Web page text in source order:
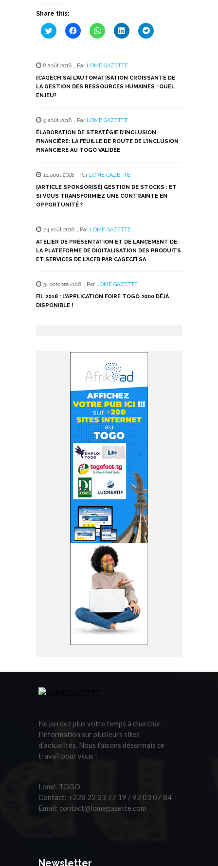
Share this:
Cliquez
pour
une
nouvelle
fenêtre)
Cliquez
pour
une
nouvelle
fenêtre)
Cliquez
pour
une
nouvelle
fenêtre)
Cliquez
pour
une
nouvelle
fenêtre)
Cliquez
pour
nouvelle
fenêtre)
8 août 2018 , Par LOME GAZETTE
[CAGECFI SA] L’AUTOMATISATION CROISSANTE DE
LA GESTION DES RESSOURCES HUMAINES : QUEL
ENJEU?
9 août 2018 , Par LOME GAZETTE
ÉLABORATION DE STRATÉGIE D’INCLUSION
FINANCIÈRE: LA FEUILLE DE ROUTE DE L’INCLUSION
FINANCIÈRE AU TOGO VALIDÉE
14 août 2018 , Par LOME GAZETTE
[ARTICLE SPONSORISÉ] GESTION DE STOCKS : ET
SI VOUS TRANSFORMIEZ UNE CONTRAINTE EN
OPPORTUNITÉ ?
24 août 2018 , Par LOME GAZETTE
ATELIER DE PRÉSENTATION ET DE LANCEMENT DE
LA PLATEFORME DE DIGITALISATION DES PRODUITS
ET SERVICES DE L’ACFB PAR CAGECFI SA
31 octobre 2018 , Par LOME GAZETTE
FIL 2018 : L’APPLICATION FOIRE TOGO 2000 DÉJÀ
DISPONIBLE !
Ne perdez plus votre temps à chercher
l'information sur plusieurs sites
d'actualités. Nous faisons désormais ce
travail pour vous !
Lomé, TOGO
Contact: +228 22 33 77 19 / 92 03 07 84
Email: contact@lomegazette.com
Newsletter